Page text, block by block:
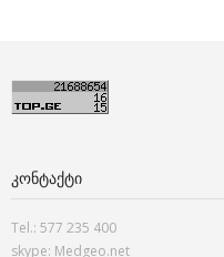
ᲙᲝᲜᲢᲐᲥᲢᲘ
Tel.: 577 235 400
skype: Medgeo.net